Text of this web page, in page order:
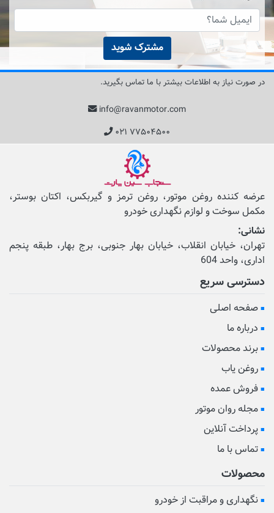
مشترک شوید
در صورت نیاز به اطلاعات بیشتر با ما تماس بگیرید.
info@ravanmotor.com
۰۲۱ ۷۷۵۰۴۵۰۰
عرضه کننده روغن موتور، روغن ترمز و گیربکس، اکتان بوستر،
مکمل‌ سوخت و لوازم نگهداری خودرو
نشانی:
تهران، خیابان انقلاب، خیابان بهار جنوبی، برج بهار، طبقه پنجم
اداری، واحد 604
دسترسی سریع
صفحه اصلی
درباره ما
برند محصولات
روغن یاب
فروش عمده
مجله روان موتور
پرداخت آنلاین
تماس با ما
محصولات
نگهداری و مراقبت از خودرو